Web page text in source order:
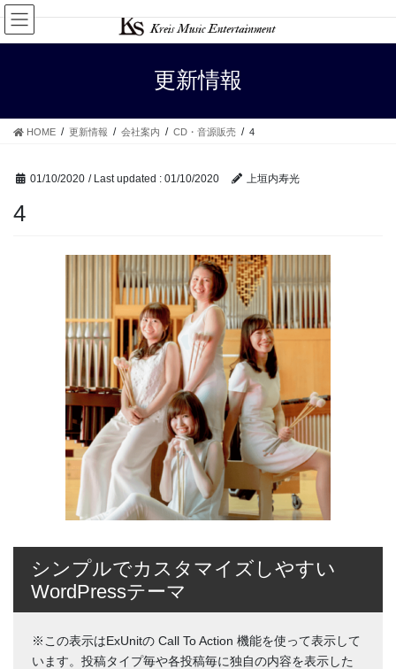
Skip
the
Skip
the
更新情報
HOME 更新情報 会社案内 CD・音源販売 4
01/10/2020 / Last updated : 01/10/2020 上垣内寿光
4
シンプルでカスタマイズしやすい
WordPressテーマ
※この表示はExUnitの Call To Action 機能を使って表示して
います。投稿タイプ毎や各投稿毎に独自の内容を表示した